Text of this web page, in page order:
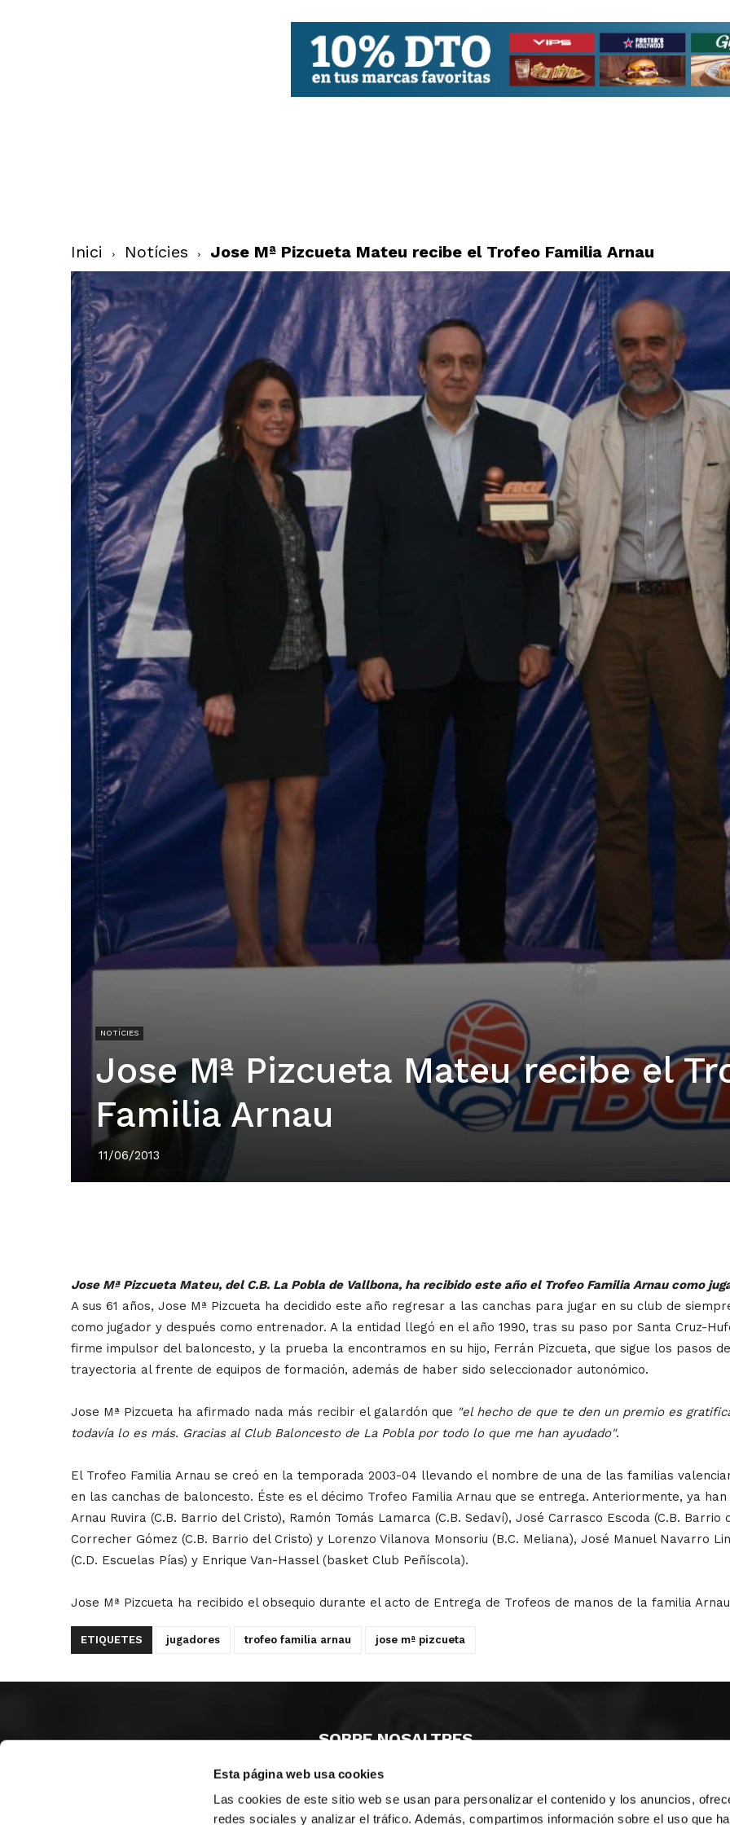
Esta página web usa cookies
Las cookies de este sitio web se usan para personalizar el contenido y los anuncios,
redes sociales y analizar el tráfico. Además, compartimos información sobre el uso que
Inici Notícies Jose Mª Pizcueta Mateu recibe el Trofeo Familia Arnau
NOTÍCIES
Jose Mª Pizcueta Mateu recibe el
Familia Arnau
11/06/2013
Jose Mª Pizcueta Mateu, del C.B. La Pobla de Vallbona, ha recibido este año el Trofeo Familia Arnau como
A sus 61 años, Jose Mª Pizcueta ha decidido este año regresar a las canchas para jugar en su club de
como jugador y después como entrenador. A la entidad llegó en el año 1990, tras su paso por Santa Cruz-
firme impulsor del baloncesto, y la prueba la encontramos en su hijo, Ferrán Pizcueta, que sigue los pasos
trayectoria al frente de equipos de formación, además de haber sido seleccionador autonómico.
Jose Mª Pizcueta ha afirmado nada más recibir el galardón que "el hecho de que te den un premio es
todavía lo es más. Gracias al Club Baloncesto de La Pobla por todo lo que me han ayudado".
El Trofeo Familia Arnau se creó en la temporada 2003-04 llevando el nombre de una de las familias
en las canchas de baloncesto. Éste es el décimo Trofeo Familia Arnau que se entrega. Anteriormente, ya
Arnau Ruvira (C.B. Barrio del Cristo), Ramón Tomás Lamarca (C.B. Sedaví), José Carrasco Escoda (C.B.
Correcher Gómez (C.B. Barrio del Cristo) y Lorenzo Vilanova Monsoriu (B.C. Meliana), José Manuel Navarro
(C.D. Escuelas Pías) y Enrique Van-Hassel (basket Club Peñíscola).
Jose Mª Pizcueta ha recibido el obsequio durante el acto de Entrega de Trofeos de manos de la familia
ETIQUETES jugadores trofeo familia arnau jose mª pizcueta
SOBRE NOSALTRES
CASTELLÓ
VALÈNCIA
MONESTIR DE POBLET 14 1ª 3º
ALACANT
CIUDAD DE MATANZAS 12